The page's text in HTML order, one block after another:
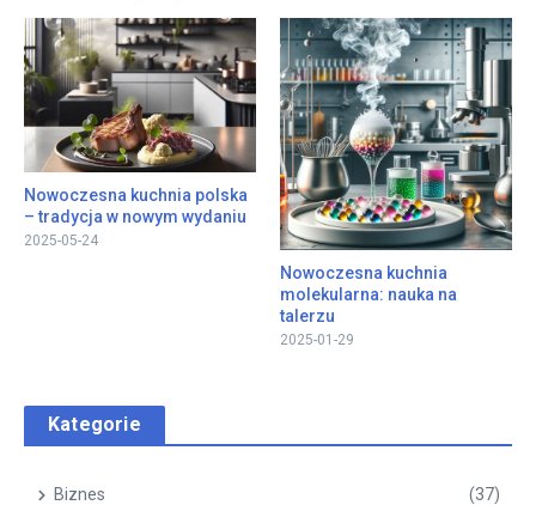
Nowoczesna kuchnia polska
– tradycja w nowym wydaniu
2025-05-24
Nowoczesna kuchnia
molekularna: nauka na
talerzu
2025-01-29
Kategorie
Biznes (37)